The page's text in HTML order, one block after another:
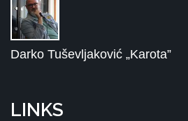
Darko Tuševljaković „Karota”
LINKS